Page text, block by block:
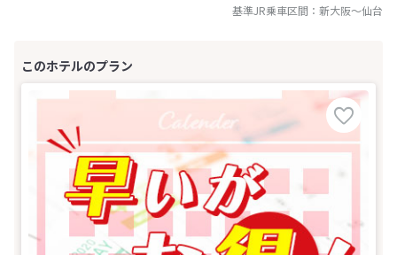
基準JR乗車区間： 新大阪～仙台